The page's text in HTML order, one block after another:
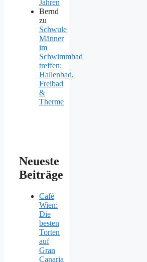
Jahren
Bernd
zu
Schwule
Männer
im
Schwimmbad
treffen:
Hallenbad,
Freibad
&
Therme
Neueste
Beiträge
Café
Wien:
Die
besten
Torten
auf
Gran
Canaria